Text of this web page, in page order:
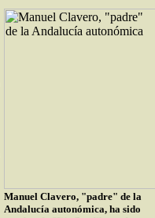
Manuel Clavero, "padre" de la
Andalucía autonómica, ha sido